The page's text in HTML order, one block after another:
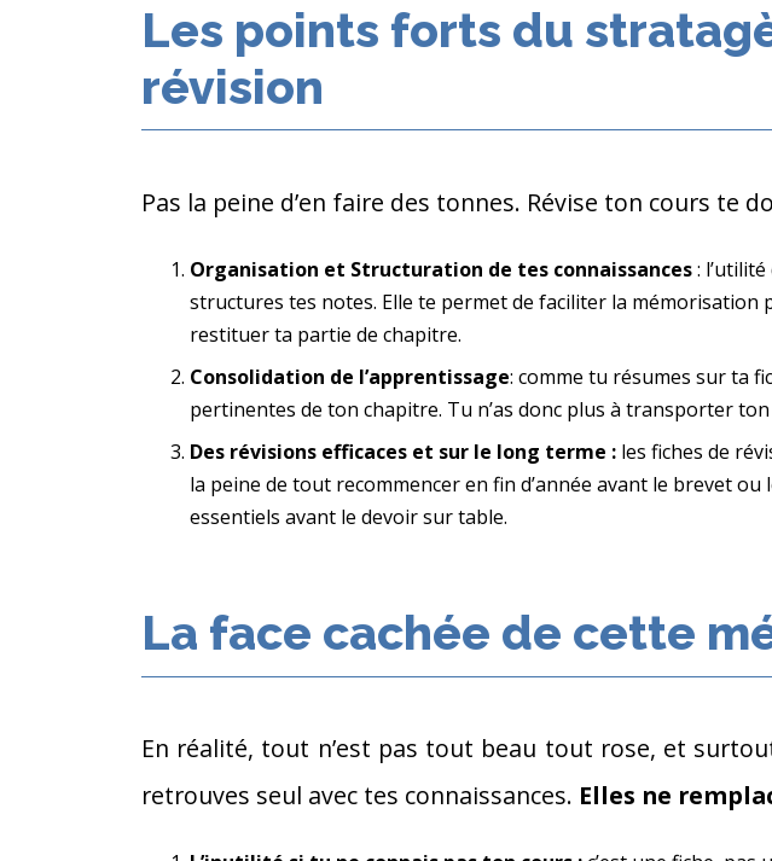
Les points forts du
révision
Pas la peine d’en faire des tonnes. Révise ton cours te
Organisation et Structuration de tes connaissances:
structures tes notes. Elle te permet de faciliter la
restituer ta partie de chapitre.
Consolidation de l’apprentissage: comme tu résumes sur ta
pertinentes de ton chapitre. Tu n’as donc plus à transporter
Des révisions efficaces et sur le long terme : les fiches de
la peine de tout recommencer en fin d’année avant le brevet
essentiels avant le devoir sur table.
La face cachée de cette
En réalité, tout n’est pas tout beau tout rose, et
retrouves seul avec tes connaissances. Elles ne